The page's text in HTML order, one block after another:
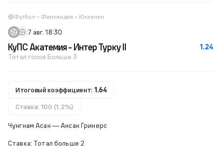
Футбол – Финляндия – Юккенен
7 авг. 18:30
1.24
КуПС Акатемия - Интер Турку II
Тотал голов Больше 3
Итоговый коэффициент: 1.64
Ставка: 100 (1.2%)
Чунгнам Асан — Ансан Гринерс
Ставка: Тотал больше 2